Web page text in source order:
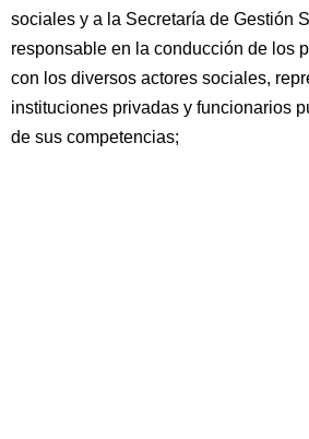
sociales y a la Secretaría de Gestión
responsable en la conducción de los
con los diversos actores sociales,
instituciones privadas y funcionarios
de sus competencias;